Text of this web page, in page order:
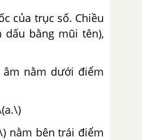
của trục số. Chiều
bằng mũi tên),
nằm dưới điểm
nằm bên trái điểm